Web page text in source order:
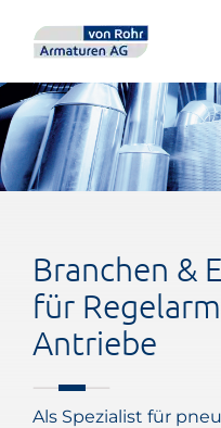
Inhalt
Branchen &
für
Antriebe
Als Spezialist für